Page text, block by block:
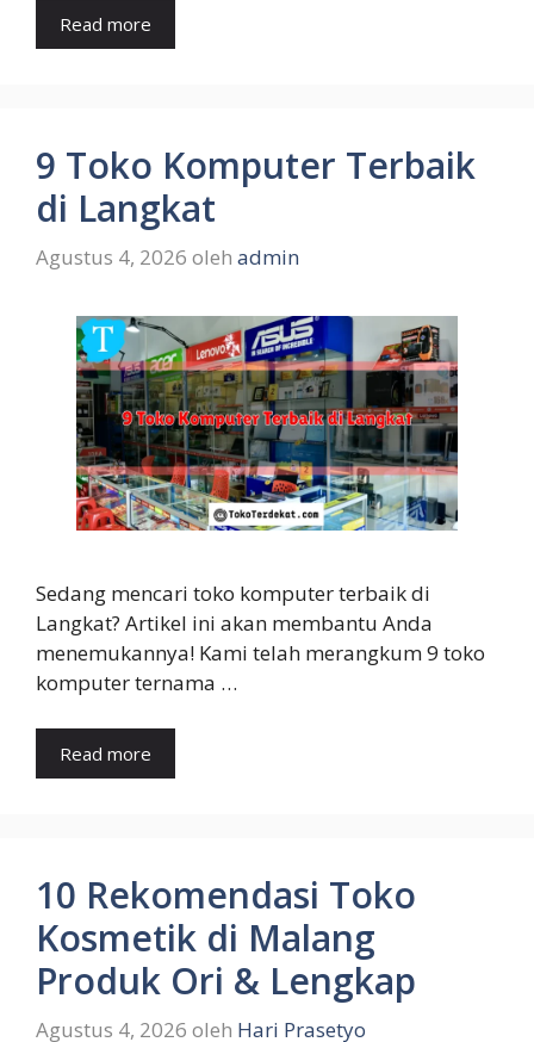
Read more
9 Toko Komputer Terbaik
di Langkat
Agustus 4, 2026 oleh admin
Sedang mencari toko komputer terbaik di
Langkat? Artikel ini akan membantu Anda
menemukannya! Kami telah merangkum 9 toko
komputer ternama …
Read more
10 Rekomendasi Toko
Kosmetik di Malang
Produk Ori & Lengkap
Agustus 4, 2026 oleh Hari Prasetyo